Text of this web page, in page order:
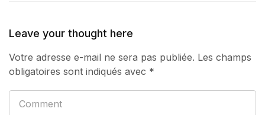
Leave your thought here
Votre adresse e-mail ne sera pas publiée. Les champs
obligatoires sont indiqués avec *